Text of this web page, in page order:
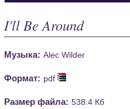
I'll Be Around
Музыка: Alec Wilder
Формат: pdf
Размер файла: 538.4 Кб